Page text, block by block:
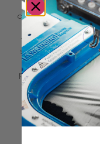
40 ans
d’expertise et de
savoir-faire
français à votre
service pour des
textiles
personnalisés de
qualité.